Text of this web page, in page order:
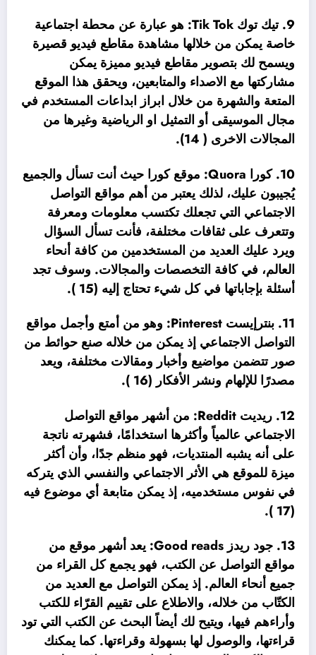
9. تيك توك Tik Tok: هو عبارة عن محطة اجتماعية
خاصة يمكن من خلالها مشاهدة مقاطع فيديو قصيرة
ويسمح لك بتصوير مقاطع فيديو مميزة يمكن
مشاركتها مع الاصداء والمتابعين، ويحقق هذا الموقع
المتعة والشهرة من خلال ابراز ابداعات المستخدم في
مجال الموسيقى أو التمثيل او الرياضية وغيرها من
المجالات الاخرى ( 14).
10. كورا Quora: موقع كورا حيث أنت تسأل والجميع
يُجيبون عليك، لذلك يعتبر من أهم مواقع التواصل
الاجتماعي التي تجعلك تكتسب معلومات ومعرفة
وتتعرف على ثقافات مختلفة، فأنت تسأل السؤال
ويرد عليك العديد من المستخدمين من كافة أنحاء
العالم، في كافة التخصصات والمجالات. وسوف تجد
أسئلة بإجاباتها في كل شيء تحتاج إليه (15 ).
11. بنترإيست Pinterest: وهو من أمتع وأجمل مواقع
التواصل الاجتماعي إذ يمكن من خلاله صنع حوائط من
صور تتضمن مواضيع وأخبار ومقالات مختلفة، ويعد
مصدرًا للإلهام ونشر الأفكار (16 ).
12. ريديت Reddit: من أشهر مواقع التواصل
الاجتماعي عالمياً وأكثرها استخدامًا، فشهرته ناتجة
على أنه يشبه المنتديات، فهو منظم جدًا، وأن أكثر
ميزة للموقع هي الأثر الاجتماعي والنفسي الذي يتركه
في نفوس مستخدميه، إذ يمكن متابعة أي موضوع فيه
(17 ).
13. جود ريدز Good reads: يعد أشهر موقع من
مواقع التواصل عن الكتب، فهو يجمع كل القراء من
جميع أنحاء العالم. إذ يمكن التواصل مع العديد من
الكتّاب من خلاله، والاطلاع على تقييم القرّاء للكتب
وأراءهم فيها، ويتيح لك أيضاً البحث عن الكتب التي تود
قراءتها، والوصول لها بسهولة وقراءتها. كما يمكنك